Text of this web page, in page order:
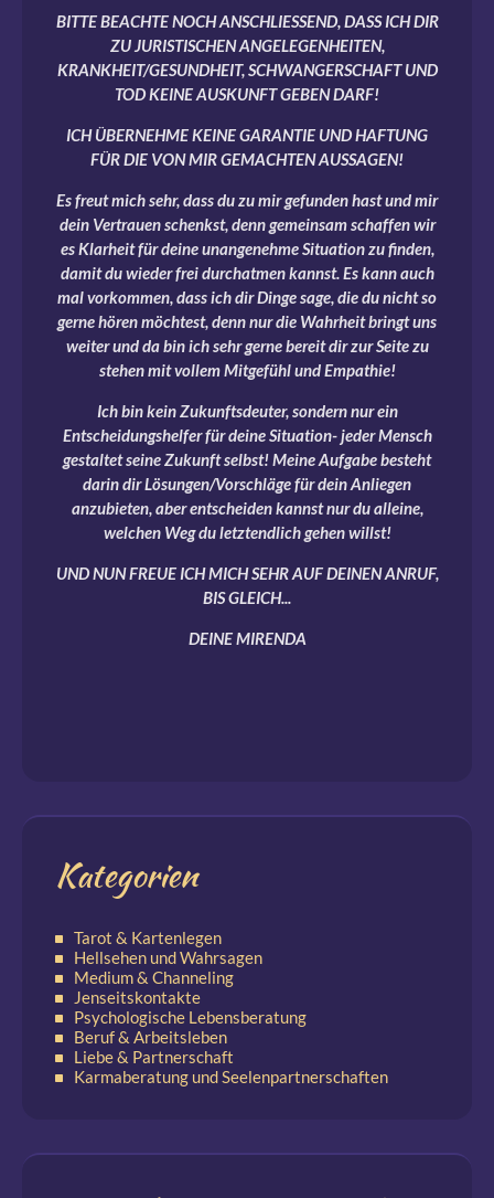
BITTE BEACHTE NOCH ANSCHLIESSEND, DASS ICH DIR
ZU JURISTISCHEN ANGELEGENHEITEN,
KRANKHEIT/GESUNDHEIT, SCHWANGERSCHAFT UND
TOD KEINE AUSKUNFT GEBEN DARF!
ICH ÜBERNEHME KEINE GARANTIE UND HAFTUNG
FÜR DIE VON MIR GEMACHTEN AUSSAGEN!
Es freut mich sehr, dass du zu mir gefunden hast und mir
dein Vertrauen schenkst, denn gemeinsam schaffen wir
es Klarheit für deine unangenehme Situation zu finden,
damit du wieder frei durchatmen kannst. Es kann auch
mal vorkommen, dass ich dir Dinge sage, die du nicht so
gerne hören möchtest, denn nur die Wahrheit bringt uns
weiter und da bin ich sehr gerne bereit dir zur Seite zu
stehen mit vollem Mitgefühl und Empathie!
Ich bin kein Zukunftsdeuter, sondern nur ein
Entscheidungshelfer für deine Situation- jeder Mensch
gestaltet seine Zukunft selbst! Meine Aufgabe besteht
darin dir Lösungen/Vorschläge für dein Anliegen
anzubieten, aber entscheiden kannst nur du alleine,
welchen Weg du letztendlich gehen willst!
UND NUN FREUE ICH MICH SEHR AUF DEINEN ANRUF,
BIS GLEICH...
DEINE MIRENDA
Kategorien
Tarot & Kartenlegen
Hellsehen und Wahrsagen
Medium & Channeling
Jenseitskontakte
Psychologische Lebensberatung
Beruf & Arbeitsleben
Liebe & Partnerschaft
Karmaberatung und Seelenpartnerschaften